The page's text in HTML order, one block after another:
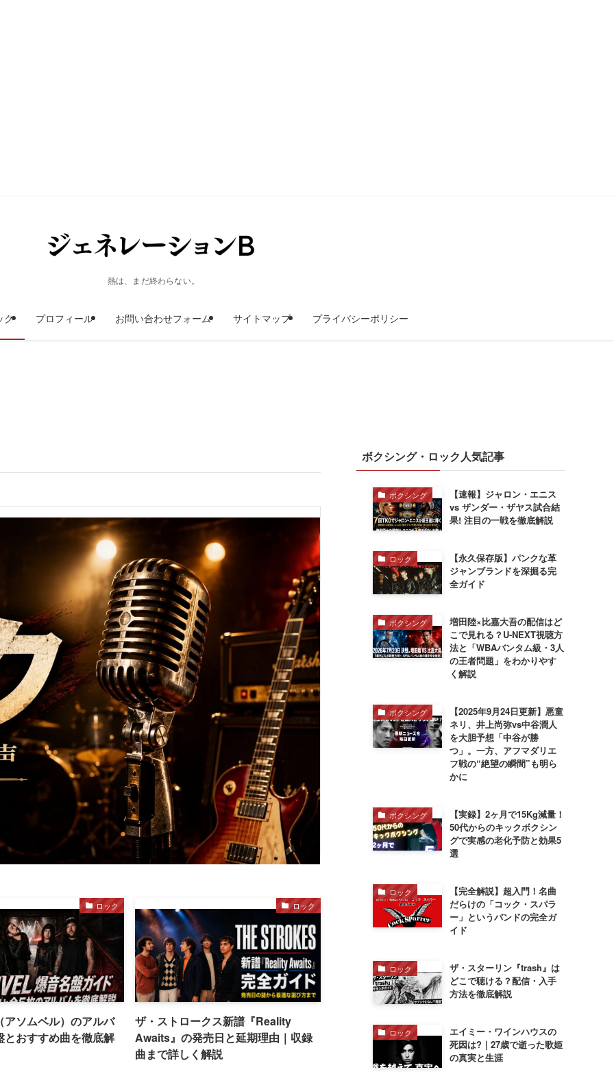
熱は、まだ終わらない。
ク プロフィール お問い合わせフォーム サイトマップ プライバシーポリシー
ロック
ソムベル）のアルバ
とおすすめ曲を徹底解
ロック
ザ・ストロークス新譜『Reality
Awaits』の発売日と延期理由｜収録
曲まで詳しく解説
ボクシング・ロック人気記事
ボクシング
【速報】ジャロン・エニス
vs ザンダー・ザヤス試合結
果! 注目の一戦を徹底解説
ロック
【永久保存版】パンクな革
ジャンブランドを深掘る完
全ガイド
ボクシング
増田陸×比嘉大吾の配信はど
こで見れる？U-NEXT視聴方
法と「WBAバンタム級・3人
の王者問題」をわかりやす
く解説
ボクシング
【2025年9月24日更新】悪童
ネリ、井上尚弥vs中谷潤人
を大胆予想「中谷が勝
つ」。一方、アフマダリエ
フ戦の“絶望の瞬間”も明ら
かに
ボクシング
【実録】2ヶ月で15Kg減量！
50代からのキックボクシン
グで実感の老化予防と効果5
選
ロック
【完全解説】超入門！名曲
だらけの「コック・スパラ
ー」というバンドの完全ガ
イド
ロック
ザ・スターリン『trash』は
どこで聴ける？配信・入手
方法を徹底解説
ロック
エイミー・ワインハウスの
死因は?｜27歳で逝った歌姫
の真実と生涯